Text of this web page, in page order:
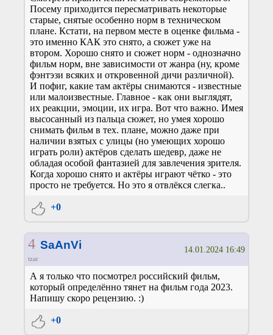
Посему приходится пересматривать некоторые
старые, снятые особенно норм в техническом
плане. Кстати, на первом месте в оценке фильма -
это именно КАК это снято, а сюжет уже на
втором. Хорошо снято и сюжет норм - однозначно
фильм норм, вне зависимости от жанра (ну, кроме
фэнтэзи всяких и откровенной дичи различной).
И пофиг, какие там актёры снимаются - известные
или малоизвестные. Главное - как они выглядят,
их реакции, эмоции, их игра. Вот что важно. Имея
высосанный из пальца сюжет, но умея хорошо
снимать фильм в тех. плане, можно даже при
наличии взятых с улицы (но умеющих хорошо
играть роли) актёров сделать шедевр, даже не
обладая особой фантазией для завлечения зрителя.
Когда хорошо снято и актёры играют чётко - это
просто не требуется. Но это я отвлёкся слегка..
+0
4 SaAnVi
tzar
14.01.2024 16:49
А я только что посмотрел российский фильм,
который определённо тянет на фильм года 2023.
Напишу скоро рецензию. :)
+0